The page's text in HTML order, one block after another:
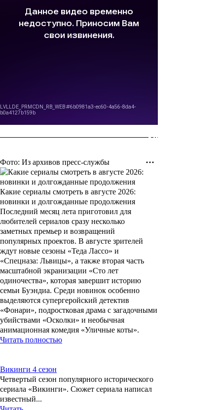
Фото: Из архивов пресс-службы
Какие сериалы смотреть в августе 2026:
новинки и долгожданные продолжения
Последний месяц лета приготовил для
любителей сериалов сразу несколько
заметных премьер и возвращений
популярных проектов. В августе зрителей
ждут новые сезоны «Теда Лассо» и
«Спецназа: Львицы», а также вторая часть
масштабной экранизации «Сто лет
одиночества», которая завершит историю
семьи Буэндиа. Среди новинок особенно
выделяются супергеройский детектив
«Фонари», подростковая драма с загадочными
убийствами «Осколки» и необычная
анимационная комедия «Уличные коты».
Читать полностью
Викинги 4 сезон
Четвертый сезон популярного исторического
сериала «Викинги». Сюжет сериала написал
известный...